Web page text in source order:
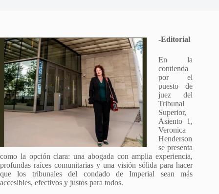
-Editorial
En la
contienda
por el
puesto de
juez del
Tribunal
Superior,
Asiento 1,
Veronica
Henderson
se presenta
como la opción clara: una abogada con amplia experiencia,
profundas raíces comunitarias y una visión sólida para hacer
que los tribunales del condado de Imperial sean más
accesibles, efectivos y justos para todos.